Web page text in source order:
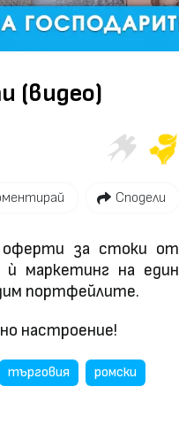
(видео)
Сподели
оферти за стоки от
ѝ маркетинг на един
портфейлите.
настроение!
търговия
ромски